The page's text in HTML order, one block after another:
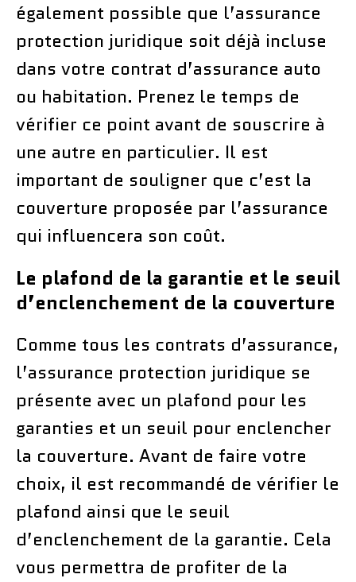
également possible que l’assurance
protection juridique soit déjà incluse
dans votre contrat d’assurance auto
ou habitation. Prenez le temps de
vérifier ce point avant de souscrire à
une autre en particulier. Il est
important de souligner que c’est la
couverture proposée par l’assurance
qui influencera son coût.
Le plafond de la garantie et le seuil
d’enclenchement de la couverture
Comme tous les contrats d’assurance,
l’assurance protection juridique se
présente avec un plafond pour les
garanties et un seuil pour enclencher
la couverture. Avant de faire votre
choix, il est recommandé de vérifier le
plafond ainsi que le seuil
d’enclenchement de la garantie. Cela
vous permettra de profiter de la